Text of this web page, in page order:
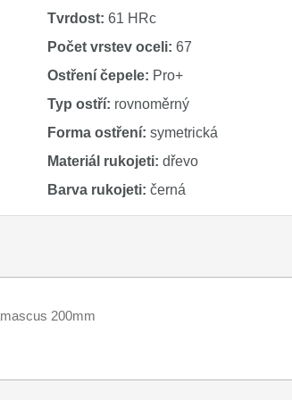
Tvrdost: 61 HRc
Počet vrstev oceli: 67
Ostření čepele: Pro+
Typ ostří: rovnoměrný
Forma ostření: symetrická
Materiál rukojeti: dřevo
Barva rukojeti: černá
200mm